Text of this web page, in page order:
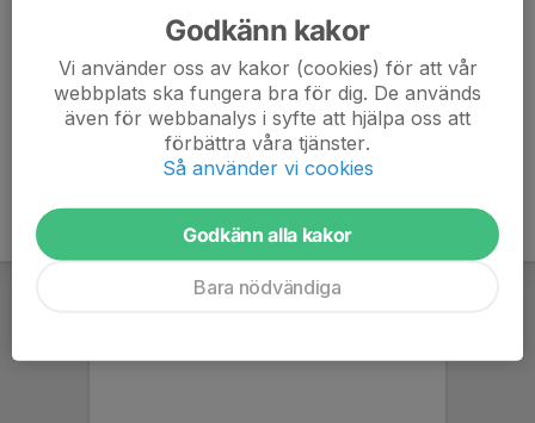
iBIS
Godkänn kakor
Vi använder oss av kakor (cookies) för att vår
webbplats ska fungera bra för dig. De används
även för webbanalys i syfte att hjälpa oss att
förbättra våra tjänster.
Så använder vi cookies
Godkänn alla kakor
Bara nödvändiga